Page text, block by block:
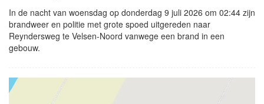
In de nacht van woensdag op donderdag 9 juli 2026 om 02:44 zijn
brandweer en politie met grote spoed uitgereden naar
Reyndersweg te Velsen-Noord vanwege een brand in een
gebouw.